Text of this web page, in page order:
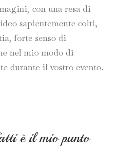
con una resa di
sapientemente colti,
forte senso di
nel mio modo di
durante il vostro evento.
è il mio punto